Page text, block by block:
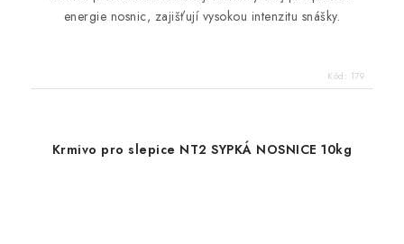
energie nosnic, zajišťují vysokou intenzitu snášky.
Kód: 179
Krmivo pro slepice NT2 SYPKÁ NOSNICE 10kg